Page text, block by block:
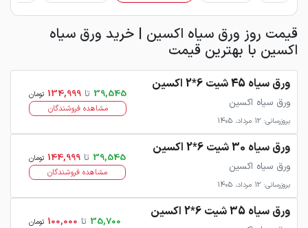
قیمت روز ورق سیاه اکسین | خرید ورق سیاه
اکسین با بهترین قیمت
ورق سیاه 45 شیت 6*2 اکسین
ورق سیاه اکسین
بروزرسانی: 12 مرداد، 1405
39,545 تا 134,999 تومان
مشاهده فروشندگان
ورق سیاه 30 شیت 6*2 اکسین
ورق سیاه اکسین
بروزرسانی: 12 مرداد، 1405
39,545 تا 144,999 تومان
مشاهده فروشندگان
ورق سیاه 35 شیت 6*2 اکسین
35,700 تا 100,000 تومان